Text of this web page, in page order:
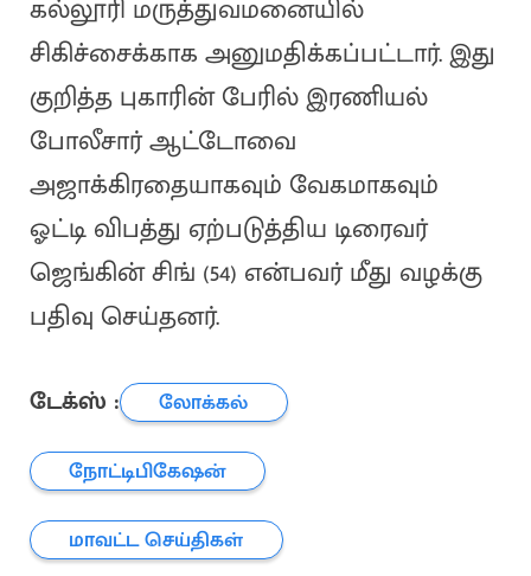
கல்லூரி மருத்துவமனையில்
சிகிச்சைக்காக அனுமதிக்கப்பட்டார். இது
குறித்த புகாரின் பேரில் இரணியல்
போலீசார் ஆட்டோவை
அஜாக்கிரதையாகவும் வேகமாகவும்
ஓட்டி விபத்து ஏற்படுத்திய டிரைவர்
ஜெங்கின் சிங் (54) என்பவர் மீது வழக்கு
பதிவு செய்தனர்.
டேக்ஸ் :
லோக்கல்
நோட்டிபிகேஷன்
மாவட்ட செய்திகள்